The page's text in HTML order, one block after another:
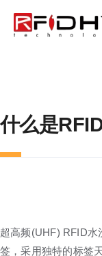
什么是
超高频(UHF) RFID水
签，采用独特的标签